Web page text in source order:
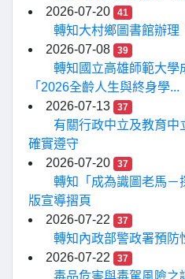
2026-07-20
41
轉知大村鄉圖書館辦理
2026-07-08
39
轉知國立高雄師範大學
「2026全齡人生與終身學...
2026-07-13
37
有關行政中立及教育中
確實遵守
2026-07-20
37
轉知「成為識圖老馬－
版宣導摺頁
2026-07-22
37
轉知內政部警政署預防
2026-07-22
37
毒品危害與毒駕風險之